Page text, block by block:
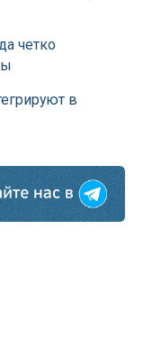
четко
в